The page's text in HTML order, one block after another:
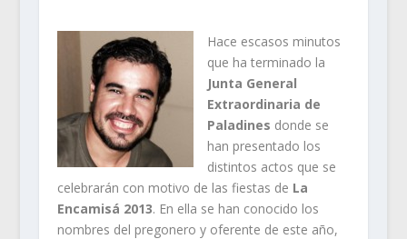
Hace escasos minutos
que ha terminado la
Junta General
Extraordinaria de
Paladines donde se
han presentado los
distintos actos que se
celebrarán con motivo de las fiestas de La
Encamisá 2013. En ella se han conocido los
nombres del pregonero y oferente de este año,